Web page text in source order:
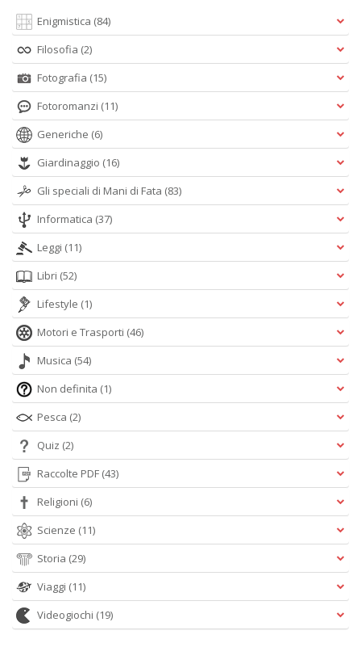
Enigmistica (84)
Filosofia (2)
Fotografia (15)
Fotoromanzi (11)
Generiche (6)
Giardinaggio (16)
Gli speciali di Mani di Fata (83)
Informatica (37)
Leggi (11)
Libri (52)
Lifestyle (1)
Motori e Trasporti (46)
Musica (54)
Non definita (1)
Pesca (2)
Quiz (2)
Raccolte PDF (43)
Religioni (6)
Scienze (11)
Storia (29)
Viaggi (11)
Videogiochi (19)